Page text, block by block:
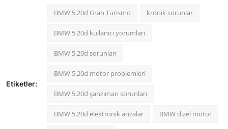
Etiketler:
BMW 5.20d Gran Turismo kronik sorunlar
BMW 5.20d kullanıcı yorumları
BMW 5.20d sorunları
BMW 5.20d motor problemleri
BMW 5.20d şanzıman sorunları
BMW 5.20d elektronik arızalar BMW dizel motor